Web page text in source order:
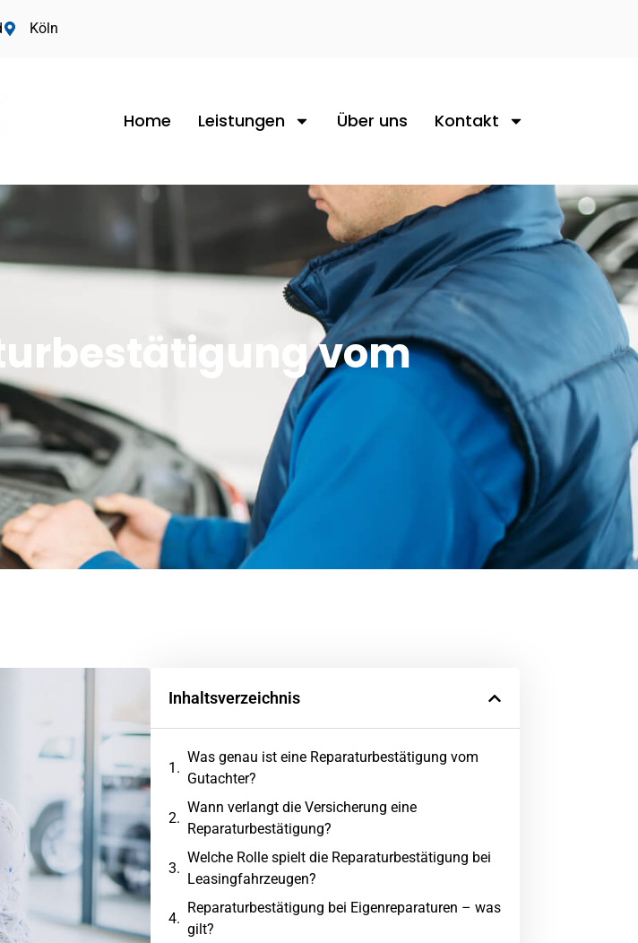
Köln
Home Leistungen Über uns Kontakt
vom
Inhaltsverzeichnis
Was genau ist eine Reparaturbestätigung vom
Gutachter?
Wann verlangt die Versicherung eine
Reparaturbestätigung?
Welche Rolle spielt die Reparaturbestätigung bei
Leasingfahrzeugen?
Reparaturbestätigung bei Eigenreparaturen – was
gilt?